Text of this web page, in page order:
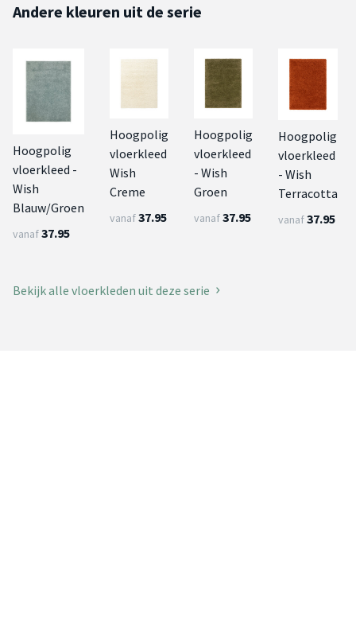
Andere kleuren uit de serie
Hoogpolig
vloerkleed -
Wish
Blauw/Groen
vanaf37.95
Hoogpolig
vloerkleed
Wish
Creme
vanaf37.95
Hoogpolig
vloerkleed
- Wish
Groen
vanaf37.95
Hoogpolig
vloerkleed
- Wish
Terracotta
vanaf37.95
Bekijk alle vloerkleden uit deze serie